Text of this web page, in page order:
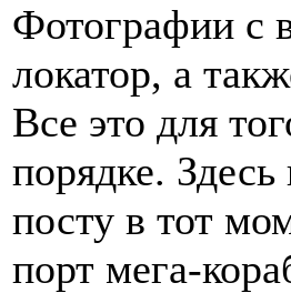
Фотографии с
локатор, а
Все это для
порядке.
посту в тот
порт мега-